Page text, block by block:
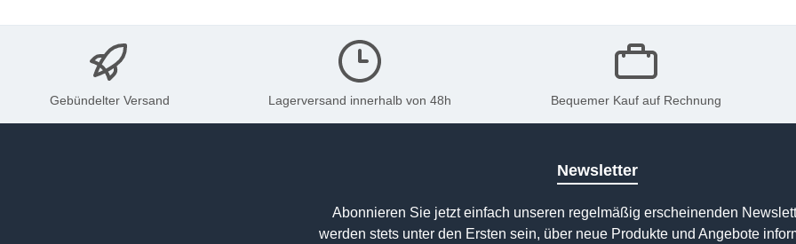
Gebündelter Versand Lagerversand innerhalb von 48h Bequemer Kauf auf Rechnung
Newsletter
Abonnieren Sie jetzt einfach unseren regelmäßig erscheinenden
werden stets unter den Ersten sein, über neue Produkte und Angebote